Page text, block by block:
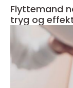
Flyttemand
tryg og